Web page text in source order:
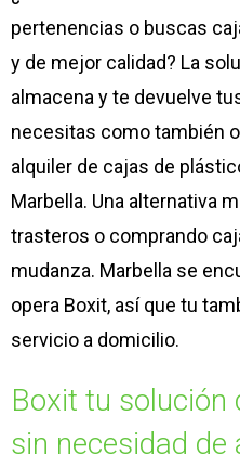
pertenencias o buscas
y de mejor calidad? La
almacena y te devuelve
necesitas como también
alquiler de cajas de
Marbella. Una alternativa
trasteros o comprando
mudanza. Marbella se
opera Boxit, así que tu
servicio a domicilio.
Boxit tu solución
sin necesidad de